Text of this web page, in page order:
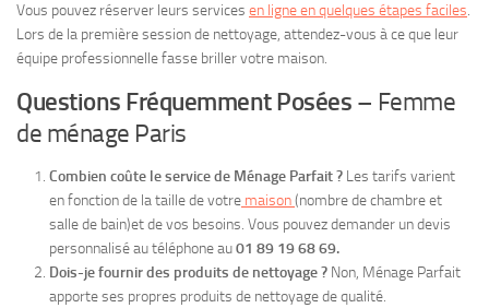
Vous pouvez réserver leurs services en ligne en quelques étapes faciles.
Lors de la première session de nettoyage, attendez-vous à ce que leur
équipe professionnelle fasse briller votre maison.
Questions Fréquemment Posées – Femme
de ménage Paris
Combien coûte le service de Ménage Parfait ? Les tarifs varient
en fonction de la taille de votre maison(nombre de chambre et
salle de bain)et de vos besoins. Vous pouvez demander un devis
personnalisé au téléphone au01 89 19 68 69.
Dois-je fournir des produits de nettoyage ? Non, Ménage Parfait
apporte ses propres produits de nettoyage de qualité.